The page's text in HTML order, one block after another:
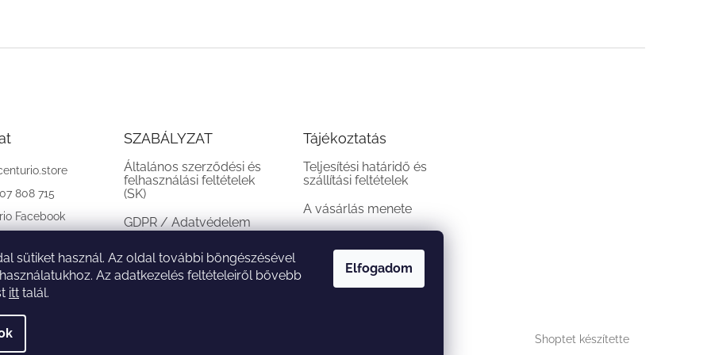
sütiket használ. Az oldal további böngészésével
Az adatkezelés feltételeiről bővebb
itt talál.
Elfogadom
808 715
Facebook
SZABÁLYZAT
Általános szerződési és
felhasználási feltételek
(SK)
GDPR / Adatvédelem
(SK)
Reklamációs feltételek
(SK)
Tájékoztatás
Teljesítési határidő és
szállítási feltételek
A vásárlás menete
Shoptet készítette